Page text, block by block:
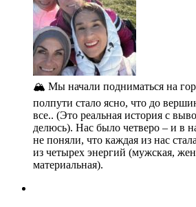
🏔️ Мы начали подниматься на
полпути стало ясно, что до
все.. (Это реальная история с
делюсь). Нас было четверо – и в
не поняли, что каждая из нас
из четырех энергий (мужская,
материальная).